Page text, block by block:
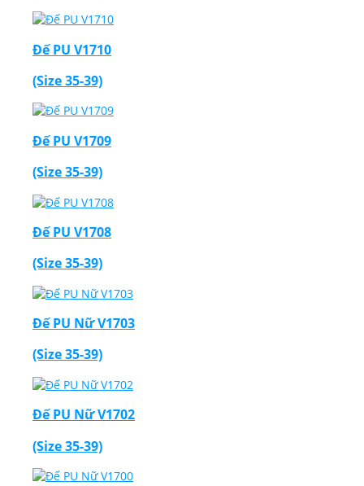
Đế PU V1710
(Size 35-39)
Đế PU V1709
(Size 35-39)
Đế PU V1708
(Size 35-39)
Đế PU Nữ V1703
(Size 35-39)
Đế PU Nữ V1702
(Size 35-39)